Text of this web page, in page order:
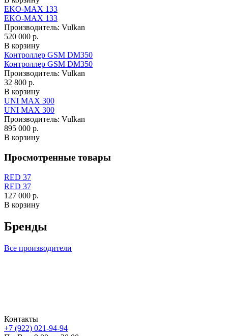
EKO-MAX 133
EKO-MAX 133
Производитель: Vulkan
520 000 р.
В корзину
Контроллер GSM DM350
Контроллер GSM DM350
Производитель: Vulkan
32 800 р.
В корзину
UNI MAX 300
UNI MAX 300
Производитель: Vulkan
895 000 р.
В корзину
Просмотренные товары
RED 37
RED 37
127 000 р.
В корзину
Бренды
Все производители
Контакты
+7 (922) 021-94-94